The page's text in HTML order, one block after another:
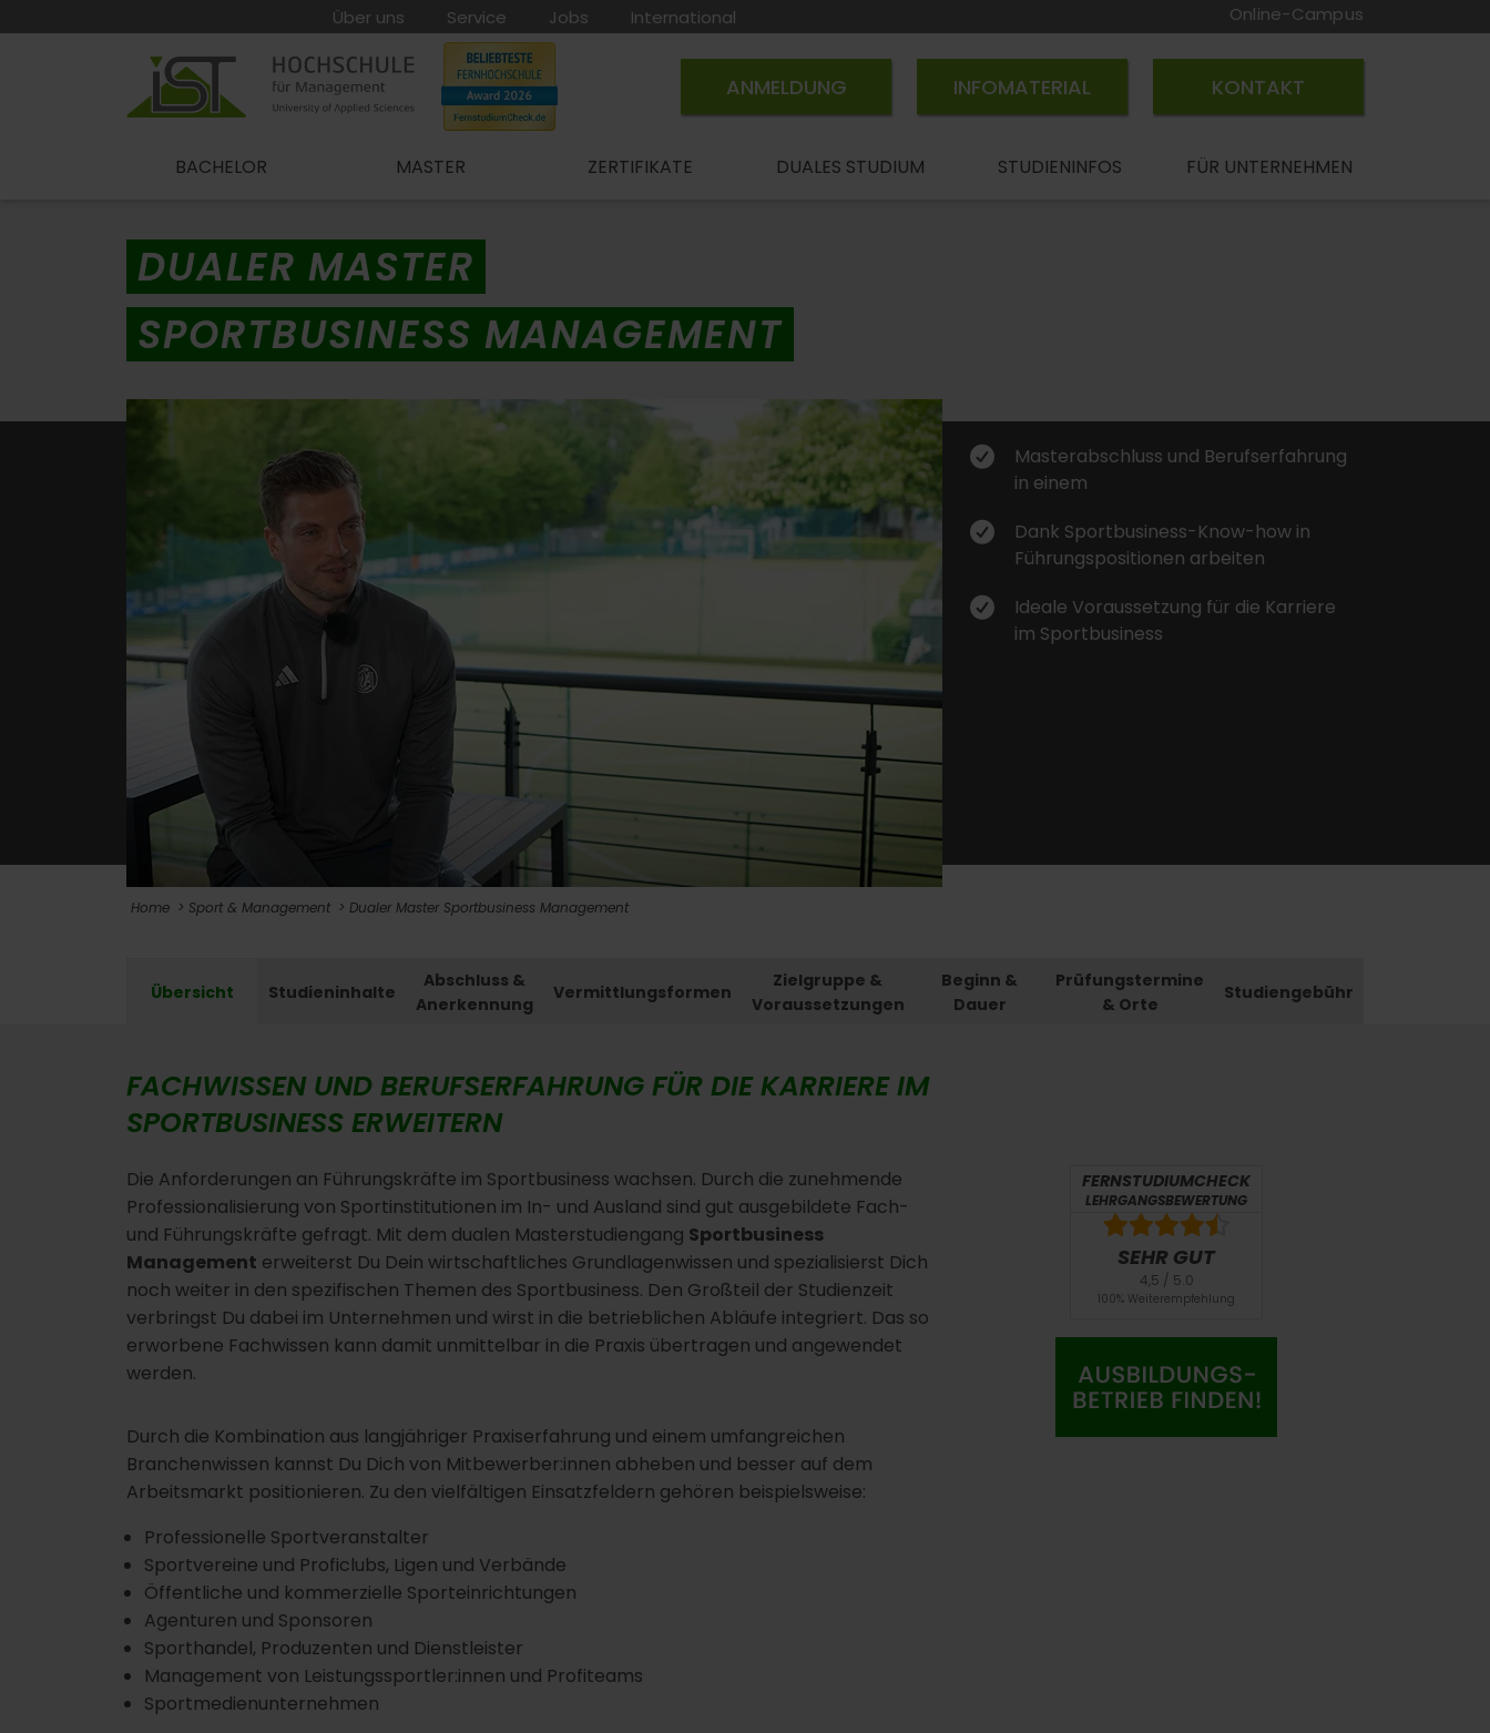
Über uns Service Jobs International Online-Campus
ANMELDUNG INFOMATERIAL KONTAKT
BACHELOR MASTER ZERTIFIKATE DUALES STUDIUM STUDIENINFOS FÜR UNTERNEHMEN
DUALER MASTER
SPORTBUSINESS MANAGEMENT
Masterabschluss und Berufserfahrung
in einem
Dank Sportbusiness-Know-how in
Führungspositionen arbeiten
Ideale Voraussetzung für die Karriere
im Sportbusiness
Home Sport & Management Dualer Master Sportbusiness Management
Übersicht Studieninhalte
Abschluss &
Anerkennung
Vermittlungsformen
Zielgruppe &
Voraussetzungen
Beginn &
Dauer
Prüfungstermine
& Orte
Studiengebühr
FACHWISSEN UND BERUFSERFAHRUNG FÜR DIE KARRIERE IM
SPORTBUSINESS ERWEITERN
Die Anforderungen an Führungskräfte im Sportbusiness wachsen. Durch die zunehmende
Professionalisierung von Sportinstitutionen im In- und Ausland sind gut ausgebildete Fach-
und Führungskräfte gefragt. Mit dem dualen Masterstudiengang Sportbusiness
Management erweiterst Du Dein wirtschaftliches Grundlagenwissen und spezialisierst Dich
noch weiter in den spezifischen Themen des Sportbusiness. Den Großteil der Studienzeit
verbringst Du dabei im Unternehmen und wirst in die betrieblichen Abläufe integriert. Das so
erworbene Fachwissen kann damit unmittelbar in die Praxis übertragen und angewendet
werden.
Durch die Kombination aus langjähriger Praxiserfahrung und einem umfangreichen
Branchenwissen kannst Du Dich von Mitbewerber:innen abheben und besser auf dem
Arbeitsmarkt positionieren. Zu den vielfältigen Einsatzfeldern gehören beispielsweise:
Professionelle Sportveranstalter
Sportvereine und Proficlubs, Ligen und Verbände
Öffentliche und kommerzielle Sporteinrichtungen
Agenturen und Sponsoren
Sporthandel, Produzenten und Dienstleister
Management von Leistungssportler:innen und Profiteams
Sportmedienunternehmen
FERNSTUDIUMCHECK
LEHRGANGSBEWERTUNG
SEHR GUT
4,5 / 5.0
100% Weiterempfehlung